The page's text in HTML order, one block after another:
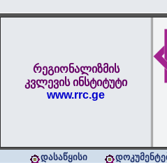
რეგიონალიზმის
კვლევის ინსტიტუტი
www.rrc.ge
დასაწყისი